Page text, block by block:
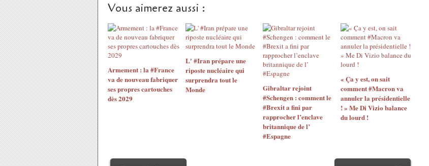
Vous aimerez aussi :
Armement : la #France
va de nouveau fabriquer
ses propres cartouches
dès 2029
L' #Iran prépare une
riposte nucléaire qui
surprendra tout le
Monde
Gibraltar rejoint
#Schengen : comment le
#Brexit a fini par
rapprocher l’enclave
britannique de l’
#Espagne
« Ça y est, on sait
comment #Macron va
annuler la présidentielle
! » Me Di Vizio balance
du lourd !